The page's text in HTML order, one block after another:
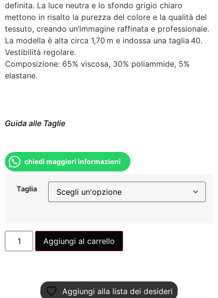
definita. La luce neutra e lo sfondo grigio chiaro
mettono in risalto la purezza del colore e la qualità del
tessuto, creando un’immagine raffinata e professionale.
La modella è alta circa 1,70 m e indossa una taglia 40.
Vestibilità regolare.
Composizione: 65% viscosa, 30% poliammide, 5%
elastane.
Guida alle Taglie
chiedi maggiori informazioni
Taglia
Aggiungi al carrello
Aggiungi alla lista dei desideri